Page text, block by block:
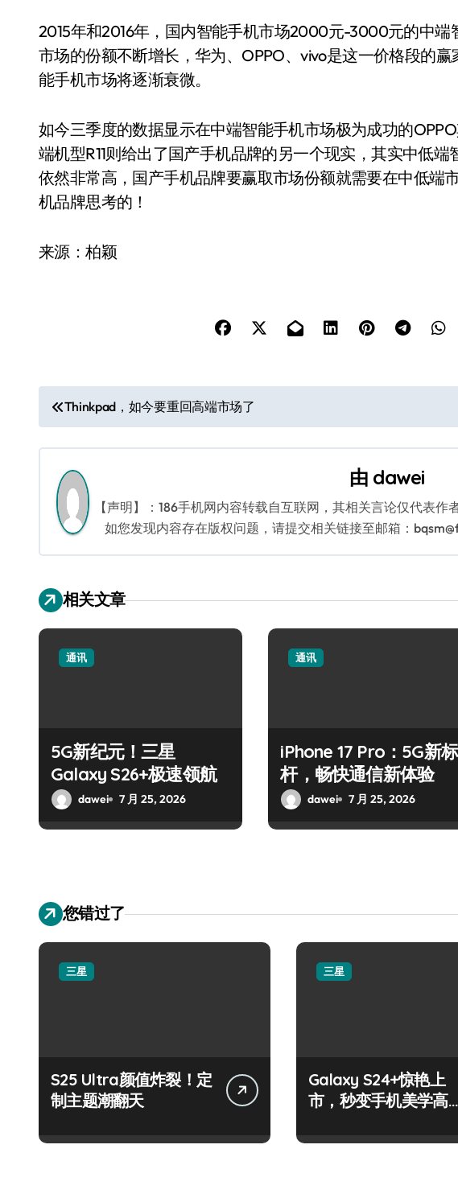
2015年和2016年，国内智能手机市场2000元-3000元的中
市场的份额不断增长，华为、OPPO、vivo是这一价格段的
能手机市场将逐渐衰微。
如今三季度的数据显示在中端智能手机市场极为成功的
端机型R11则给出了国产手机品牌的另一个现实，其实中低
依然非常高，国产手机品牌要赢取市场份额就需要在中低端
机品牌思考的！
来源：柏颖
文
章
导
航
Thinkpad，如今要重回高端市场了
由 dawei
【声明】：186手机网内容转载自互联网，其相关言论仅代表作
如您发现内容存在版权问题，请提交相关链接至邮箱：
相关文章
通讯
5G新纪元！三星
Galaxy S26+极速领航
dawei 7 月 25, 2026
通讯
iPhone 17 Pro：5G新标
杆，畅快通信新体验
dawei 7 月 25, 2026
您错过了
三星
S25 Ultra颜值炸裂！定
制主题潮翻天
三星
Galaxy S24+惊艳上
市，秒变手机美学高